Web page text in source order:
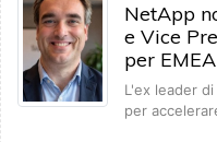
NetApp
e Vice
per
L'ex leader
per